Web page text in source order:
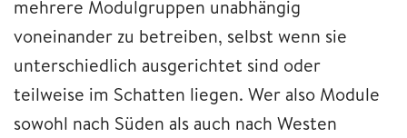
mehrere Modulgruppen unabhängig
voneinander zu betreiben, selbst wenn sie
unterschiedlich ausgerichtet sind oder
teilweise im Schatten liegen. Wer also Module
sowohl nach Süden als auch nach Westen